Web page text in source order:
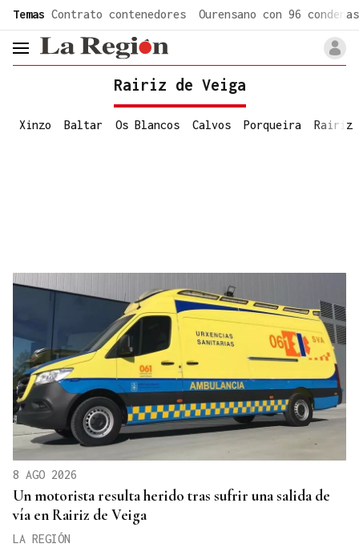
Temas Contrato contenedores Ourensano con 96 condenas
header.menu.open
Rairiz de Veiga
Xinzo Baltar Os Blancos Calvos Porqueira Rairiz
8 AGO 2026
Un motorista resulta herido tras sufrir una salida de
vía en Rairiz de Veiga
LA REGIÓN